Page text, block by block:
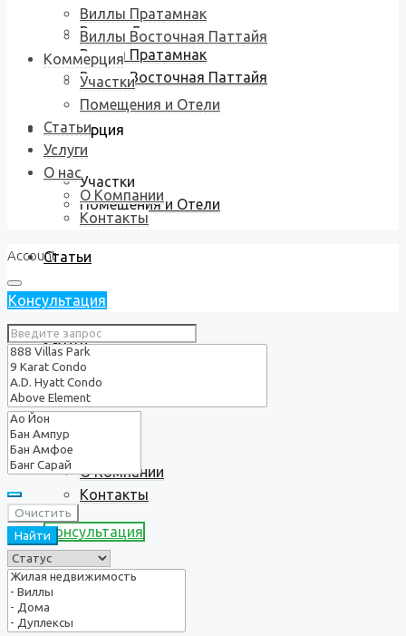
Виллы Джомтьен
Виллы Пратамнак
Виллы Восточная Паттайя
Коммерция
Участки
Помещения и Отели
Статьи
Услуги
О нас
О Компании
Контакты
Консультация
Виллы Пратамнак
Виллы Восточная Паттайя
Коммерция
Участки
Помещения и Отели
Статьи
Услуги
О нас
О Компании
Контакты
Account
Консультация
Очистить
Найти